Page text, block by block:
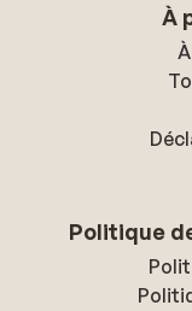
À
Politique